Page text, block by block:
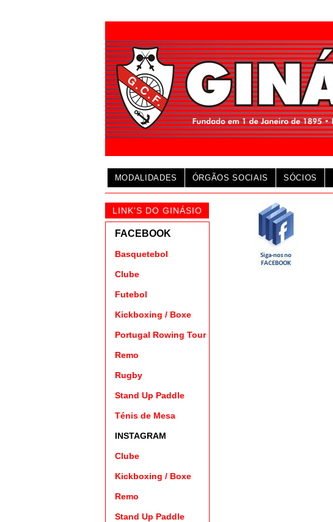
MODALIDADES ÓRGÃOS SOCIAIS SÓCIOS
LINK'S DO GINÁSIO
FACEBOOK
Basquetebol
Clube
Futebol
Kickboxing / Boxe
Portugal Rowing Tour
Remo
Rugby
Stand Up Paddle
Ténis de Mesa
INSTAGRAM
Clube
Kickboxing / Boxe
Remo
Stand Up Paddle